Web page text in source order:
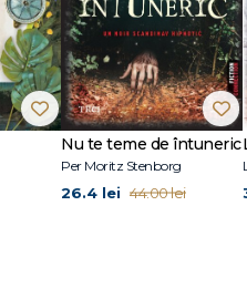
Nu te teme de întuneric
Per Moritz Stenborg
26.4 lei 44.00 lei